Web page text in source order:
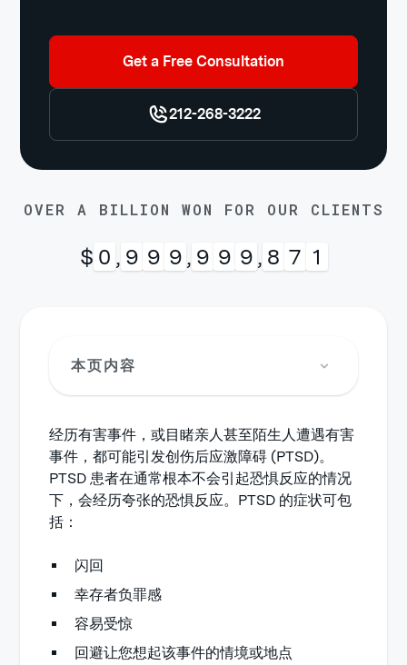
Get a Free Consultation
212-268-3222
OVER A BILLION WON FOR OUR CLIENTS
$ 0 , 9 9 9 , 9 9 9 , 9 9 9
经历有害事件，或目睹亲人甚至陌生人遭遇有害
事件，都可能引发创伤后应激障碍 (PTSD)。
PTSD 患者在通常根本不会引起恐惧反应的情况
下，会经历夸张的恐惧反应。PTSD 的症状可包
括：
闪回
幸存者负罪感
容易受惊
回避让您想起该事件的情境或地点
本页内容